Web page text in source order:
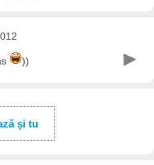
))
și tu